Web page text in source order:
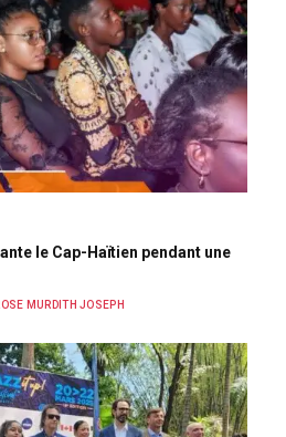
le Cap-Haïtien pendant une
MURDITH JOSEPH